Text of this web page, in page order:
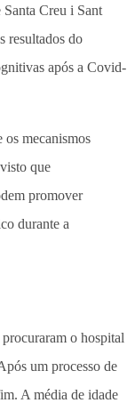
Creu i Sant
resultados do
após a Covid-
os mecanismos
que
promover
durante a
o hospital
um processo de
A média de idade